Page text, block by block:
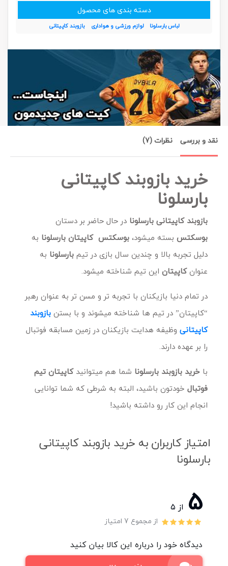
دسته بندی های محصول
لباس بارسلونا لوازم ورزشی و هواداری بازوبند کاپیتانی
نقد و بررسی نظرات (7)
خرید بازوبند کاپیتانی
بارسلونا
بازوبند کاپیتانی بارسلونا در حال حاضر بر دستان
بوسکتس بسته میشود،بوسکتس کاپیتان بارسلونا به
دلیل تجربه بالا و چندین سال بازی در تیمبارسلونا به
عنوانکاپیتان این تیم شناخته میشود.
در تمام دنیا بازیکنان با تجربه تر و مسن تر به عنوان رهبر
“کاپیتان” در تیم ها شناخته میشوند و با بستنبازوبند
کاپیتانی وظیفه هدایت بازیکنان در زمین مسابقه فوتبال
را بر عهده دارند.
با خرید بازوبند بارسلونا شما هم میتوانیدکاپیتان تیم
فوتبال خودتون باشید، البته به شرطی که شما توانایی
انجام این کار رو داشته باشید!
امتیاز کاربران به خرید بازوبند کاپیتانی
بارسلونا
5 از ۵
از مجموع 7 امتیاز
دیدگاه خود را درباره این کالا بیان کنید